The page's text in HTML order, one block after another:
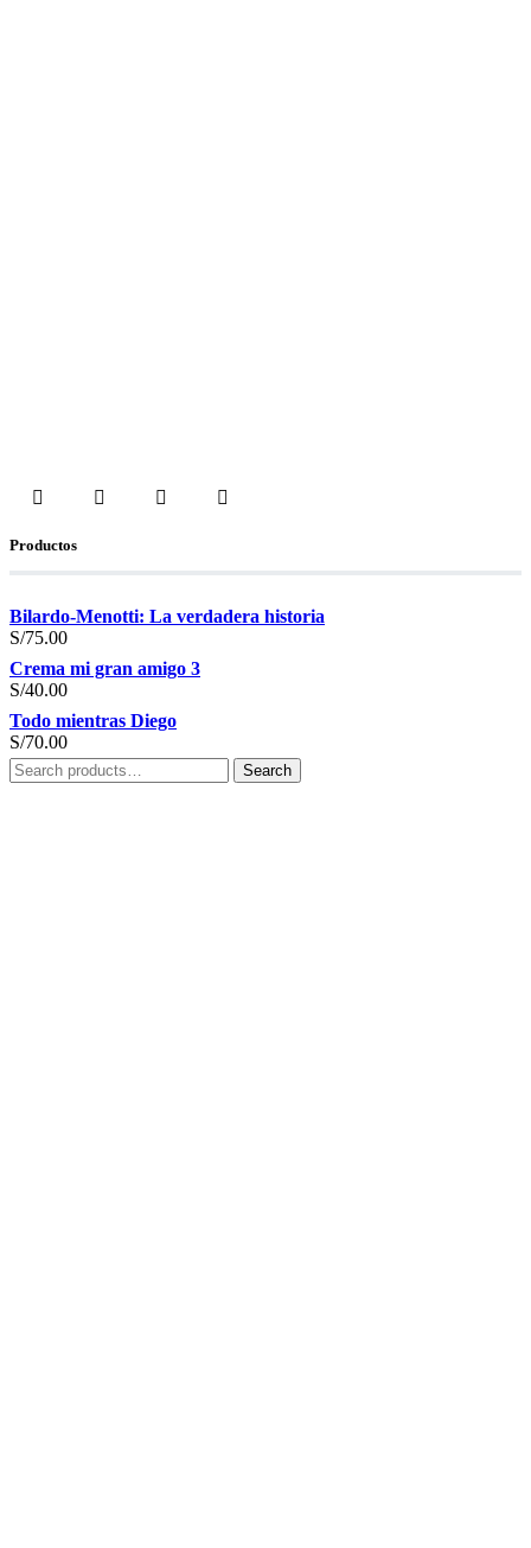
Productos
Bilardo-Menotti: La verdadera historia
S/75.00
Crema mi gran amigo 3
S/40.00
Todo mientras Diego
S/70.00
Search
for:
Search